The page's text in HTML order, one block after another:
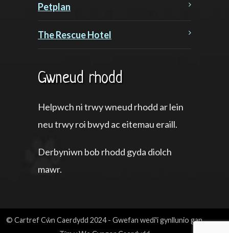
Petplan
The Rescue Hotel
Gwneud rhodd
Helpwch ni trwy wneud rhodd ar lein
neu trwy roi bwyd ac eitemau eraill.
Derbyniwn bob rhodd gyda diolch
mawr.
© Cartref Cŵn Caerdydd 2024 - Gwefan wedi'i gynllunio gan